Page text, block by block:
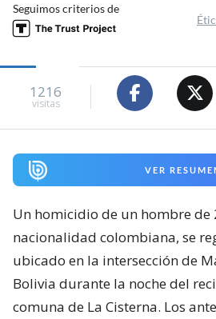
Seguimos criterios de
1216
visitas
VER
Un homicidio de un hombre de
nacionalidad colombiana, se
ubicado en la intersección de
Bolivia durante la noche del
comuna de La Cisterna. Los